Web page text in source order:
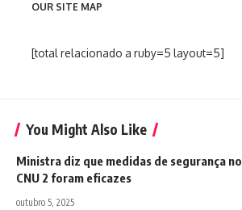
OUR SITE MAP
[total relacionado a ruby=5 layout=5]
You Might Also Like
Ministra diz que medidas de segurança no
CNU 2 foram eficazes
outubro 5, 2025